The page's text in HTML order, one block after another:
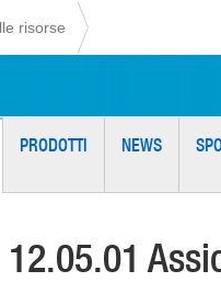
risorse
PRODOTTI NEWS
12.05.01